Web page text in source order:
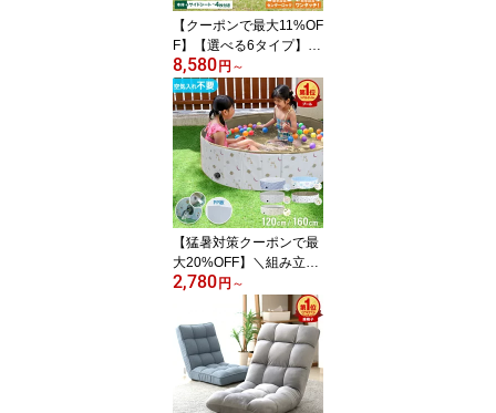
タブル コードレス扇風機
車用
【クーポンで最大11%OF
F】【選べる6タイプ】20
26モデル タープテント 3
m 2.5m 2m ワンタッチタ
ープ 頑丈 スチール テン
ト タープ 遮熱 遮光 UV
カット 99.9% ワンタッ
チテント ワンタッチター
プ ワンタッチ 大型 簡単
撥水 日よけ プール イベ
ント アウトドア BBQ
8,580円 ～
【猛暑対策クーポンで最
大20%OFF】＼組み立て
5秒！／ 折りたたみプー
ル 空気入れ不要 子供用
プール プール ビニール
プール ボールプール 160
cm 120cm 子供用 男の子
女の子 小さい 大きい 折
りたたみ 室内遊び ベビ
2,780円 ～